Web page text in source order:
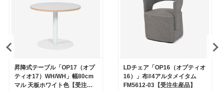
昇降式テーブル「OP17（オプ
ティオ17）WH/WH」幅80cm
マル 天板ホワイト色【受注生
LDチェア「OP16（オプティオ
16）」布#4アルタメイタム
FM5612-03【受注生産品】